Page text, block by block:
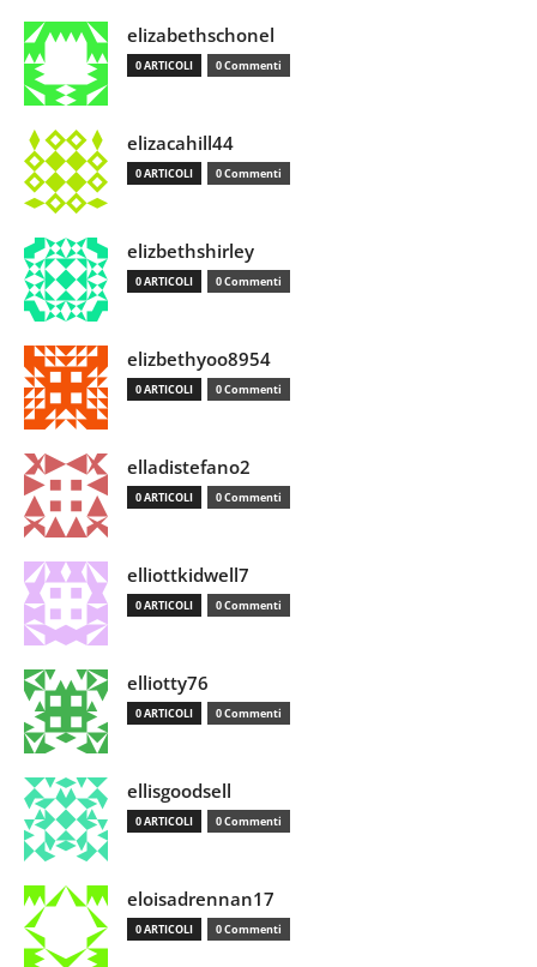
elizabethschonel
0 ARTICOLI 0 Commenti
elizacahill44
0 ARTICOLI 0 Commenti
elizbethshirley
0 ARTICOLI 0 Commenti
elizbethyoo8954
0 ARTICOLI 0 Commenti
elladistefano2
0 ARTICOLI 0 Commenti
elliottkidwell7
0 ARTICOLI 0 Commenti
elliotty76
0 ARTICOLI 0 Commenti
ellisgoodsell
0 ARTICOLI 0 Commenti
eloisadrennan17
0 ARTICOLI 0 Commenti